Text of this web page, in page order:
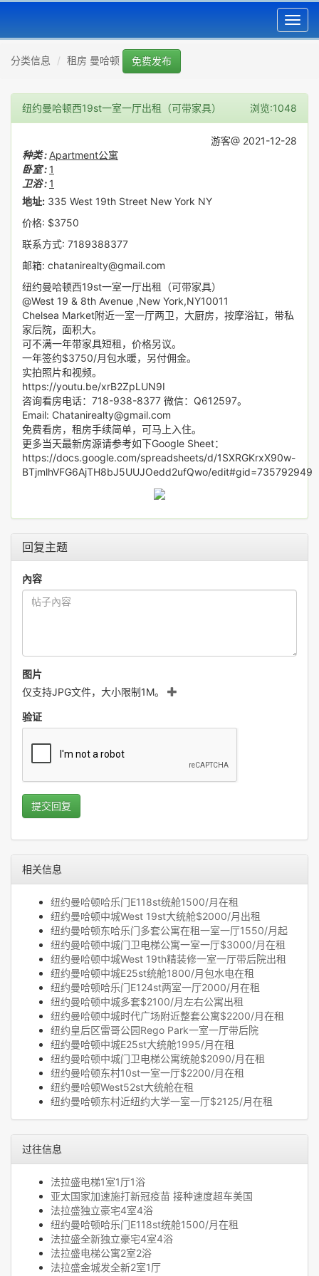
分类信息 租房 曼哈顿 免费发布
纽约曼哈顿西19st一室一厅出租（可带家具） 浏览:1048
游客@ 2021-12-28
种类 : Apartment公寓
卧室 : 1
卫浴 : 1
地址: 335 West 19th Street New York NY
价格: $3750
联系方式: 7189388377
邮箱: chatanirealty@gmail.com
纽约曼哈顿西19st一室一厅出租（可带家具）
@West 19 & 8th Avenue ,New York,NY10011
Chelsea Market附近一室一厅两卫，大厨房，按摩浴缸，带私
家后院，面积大。
可不满一年带家具短租，价格另议。
一年签约$3750/月包水暖，另付佣金。
实拍照片和视频。
https://youtu.be/xrB2ZpLUN9I
咨询看房电话：718-938-8377 微信：Q612597。
Email: Chatanirealty@gmail.com
免费看房，租房手续简单，可马上入住。
更多当天最新房源请参考如下Google Sheet：
https://docs.google.com/spreadsheets/d/1SXRGKrxX90w-
BTjmlhVFG6AjTH8bJ5UUJOedd2ufQwo/edit#gid=735792949
回复主题
內容
图片
仅支持JPG文件，大小限制1M。
验证
提交回复
相关信息
纽约曼哈顿哈乐门E118st统舱1500/月在租
纽约曼哈顿中城West 19st大统舱$2000/月出租
纽约曼哈顿东哈乐门多套公寓在租一室一厅1550/月起
纽约曼哈顿中城门卫电梯公寓一室一厅$3000/月在租
纽约曼哈顿中城West 19th精装修一室一厅带后院出租
纽约曼哈顿中城E25st统舱1800/月包水电在租
纽约曼哈顿哈乐门E124st两室一厅2000/月在租
纽约曼哈顿中城多套$2100/月左右公寓出租
纽约曼哈顿中城时代广场附近整套公寓$2200/月在租
纽约皇后区雷哥公园Rego Park一室一厅带后院
纽约曼哈顿中城E25st大统舱1995/月在租
纽约曼哈顿中城门卫电梯公寓统舱$2090/月在租
纽约曼哈顿东村10st一室一厅$2200/月在租
纽约曼哈顿West52st大统舱在租
纽约曼哈顿东村近纽约大学一室一厅$2125/月在租
过往信息
法拉盛电梯1室1厅1浴
亚太国家加速施打新冠疫苗 接种速度超车美国
法拉盛独立豪宅4室4浴
纽约曼哈顿哈乐门E118st统舱1500/月在租
法拉盛全新独立豪宅4室4浴
法拉盛电梯公寓2室2浴
法拉盛金城发全新2室1厅